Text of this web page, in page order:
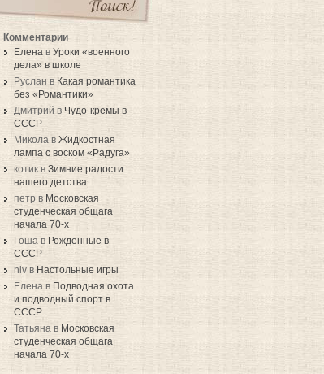
Комментарии
Елена в Уроки «военного
дела» в школе
Руслан в Какая романтика
без «Романтики»
Дмитрий в Чудо-кремы в
СССР
Микола в Жидкостная
лампа с воском «Радуга»
котик в Зимние радости
нашего детства
петр в Московская
студенческая общага
начала 70-х
Гоша в Рожденные в
СССР
niv в Настольные игры
Елена в Подводная охота
и подводный спорт в
СССР
Татьяна в Московская
студенческая общага
начала 70-х